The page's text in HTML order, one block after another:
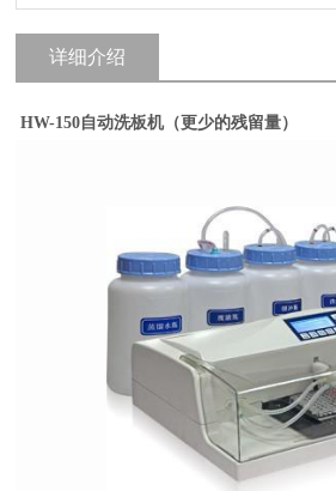
详细介绍
HW-150自动洗板机（更少的残留量）